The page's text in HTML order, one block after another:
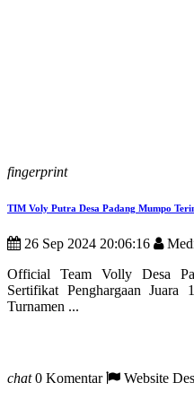
fingerprint
TIM Voly Putra Desa Padang Mumpo
26 Sep 2024 20:06:16
Official Team Volly Desa
Sertifikat Penghargaan Juara
Turnamen ...
chat0 Komentar
Website